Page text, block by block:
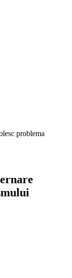
problema